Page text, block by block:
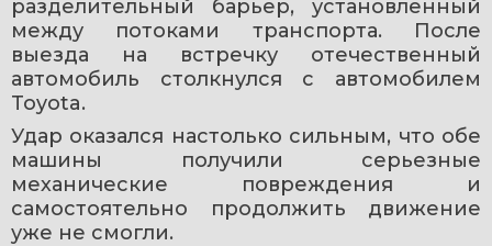
разделительный барьер, установленный
между потоками транспорта. После
выезда на встречку отечественный
автомобиль столкнулся с автомобилем
Toyota.
Удар оказался настолько сильным, что обе
машины получили серьезные
механические повреждения и
самостоятельно продолжить движение
уже не смогли.